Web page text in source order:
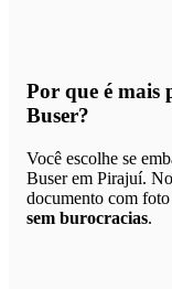
Por que é mais
Buser?
Você escolhe se
Buser em Pirajuí.
documento com
sem burocracias.